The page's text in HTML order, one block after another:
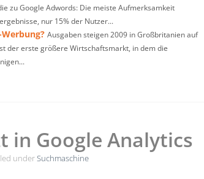
zu Google Adwords: Die meiste Aufmerksamkeit
nur 15% der Nutzer...
Ausgaben steigen 2009 in Großbritanien auf
der erste größere Wirtschaftsmarkt, in dem die
in Google Analytics
underSuchmaschine